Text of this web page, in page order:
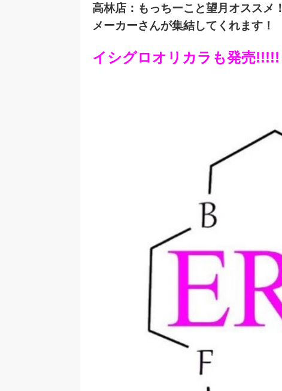
高林店：もっちーこと望月オススメ！
メーカーさんが集結してくれます！
イシグロオリカラも発売!!!!!